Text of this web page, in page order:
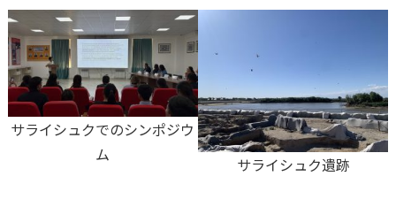
サライシュクでのシンポジウ
ム
サライシュク遺跡